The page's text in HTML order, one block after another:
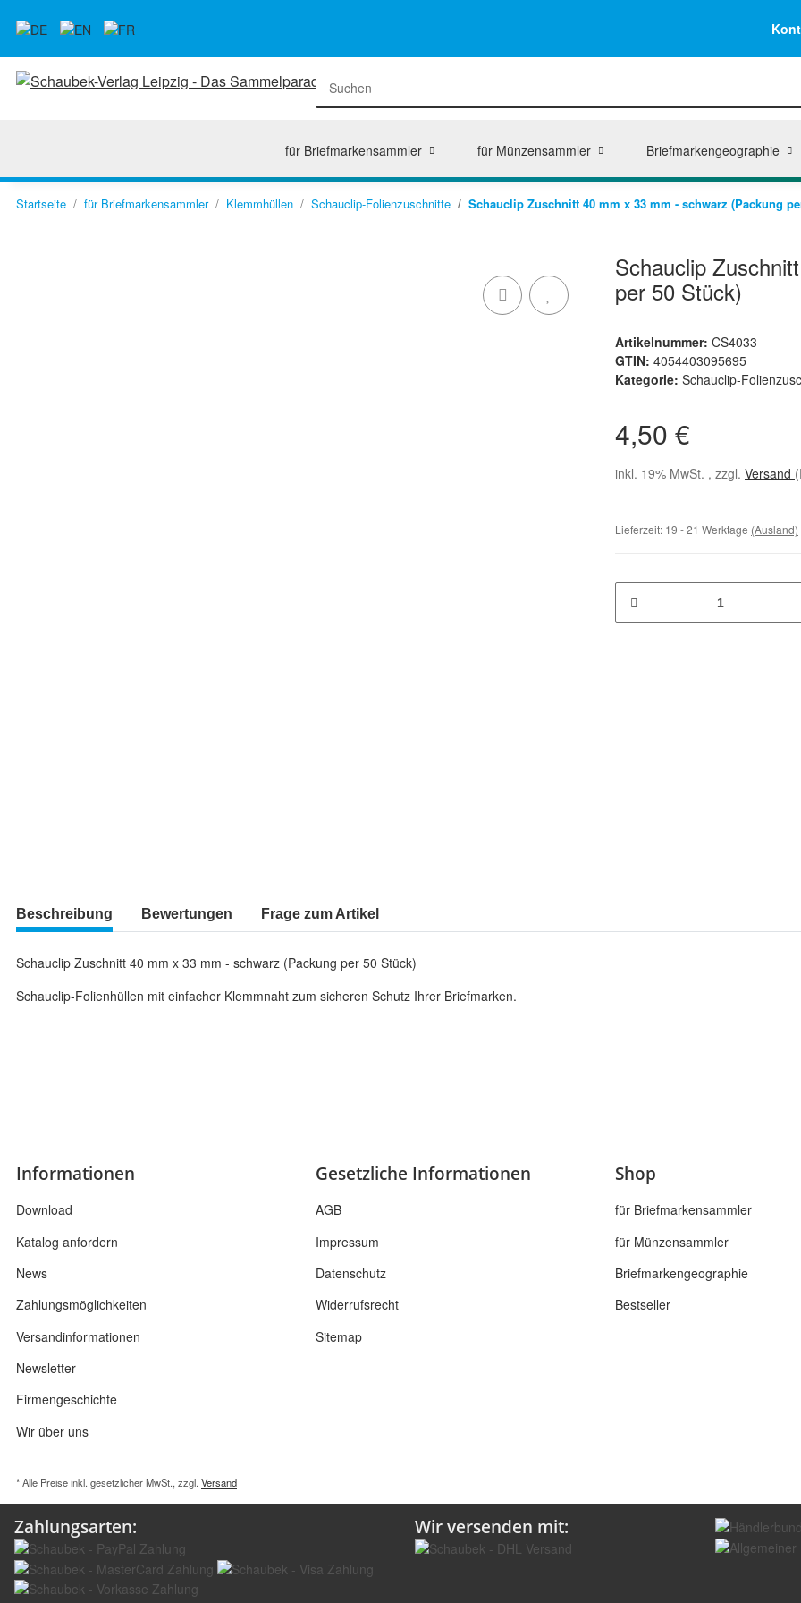
für Briefmarkensammler für Münzensammler Briefmarkengeographie
Startseite für Briefmarkensammler Klemmhüllen Schauclip-Folienzuschnitte Schauclip Zuschnitt 40 mm x 33 mm - schwarz (Packung
Schauclip
per 50 Stück)
Artikelnummer: CS4033
GTIN: 4054403095695
Kategorie: Schauclip-
4,50 €
inkl. 19% MwSt. , zzgl. Versand
Lieferzeit: 19 - 21 Werktage (Ausland)
Beschreibung Bewertungen Frage zum Artikel
Schauclip Zuschnitt 40 mm x 33 mm - schwarz (Packung per 50 Stück)
Schauclip-Folienhüllen mit einfacher Klemmnaht zum sicheren Schutz Ihrer Briefmarken.
Informationen
Download
Katalog anfordern
News
Zahlungsmöglichkeiten
Versandinformationen
Newsletter
Firmengeschichte
Wir über uns
Gesetzliche Informationen
AGB
Impressum
Datenschutz
Widerrufsrecht
Sitemap
Shop
für Briefmarkensammler
für Münzensammler
Briefmarkengeographie
Bestseller
* Alle Preise inkl. gesetzlicher MwSt., zzgl. Versand
Zahlungsarten: Wir versenden mit: